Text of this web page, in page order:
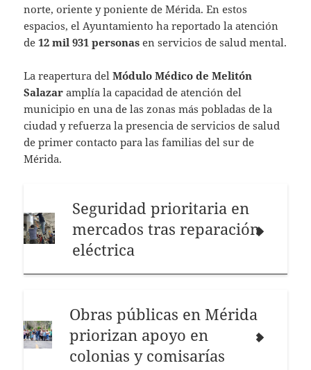
norte, oriente y poniente de Mérida. En estos
espacios, el Ayuntamiento ha reportado la atención
de12 mil 931 personas en servicios de salud mental.
La reapertura delMódulo Médico de Melitón
Salazar amplía la capacidad de atención del
municipio en una de las zonas más pobladas de la
ciudad y refuerza la presencia de servicios de salud
de primer contacto para las familias del sur de
Mérida.
Seguridad prioritaria en
mercados tras reparación
eléctrica
Obras públicas en Mérida
priorizan apoyo en
colonias y comisarías